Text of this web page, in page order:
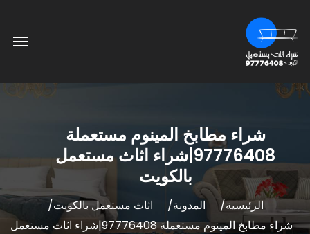
شراء مطابخ المينوم مستعملة
97776408|شراء اثاث مستعمل
بالكويت
الرئيسية المدونة
اثاث مستعمل بالكويت
شراء مطابخ المينوم مستعملة 97776408|شراء اثاث مستعمل